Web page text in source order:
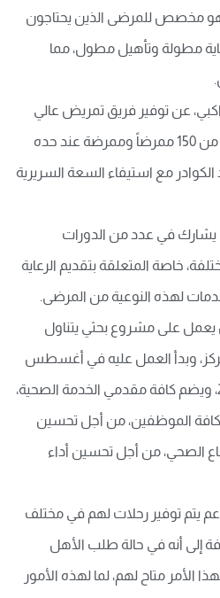
فهو مخصص للمرضى الذين يحتاجون
مطولة وتأهيل مطول، مما
عن توفير فريق تمريض عالي
الكفاءة في مركز دعم، يتكون من 150 ممرضاً وممرضة عند حده
الكوادر مع استيفاء السعة السريرية
يشارك في عدد من الدورات
خاصة المتعلقة بتقديم الرعاية
لهذه النوعية من المرضى.
على مشروع بحثي يتناول
وبدأ العمل عليه في أغسطس
2019 ويستمر حتى نهاية 2020، ويضم كافة مقدمي الخدمة الصحية،
الموظفين، من أجل تحسين
الصحي، من أجل تحسين أداء
يتم توفير رحلات لهم في مختلف
إلى أنه في حالة طلب الأهل
الأمر متاح لهم، لما لهذه الأمور